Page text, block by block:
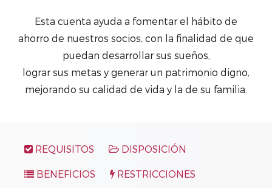
Esta cuenta ayuda a fomentar el hábito de
ahorro de nuestros socios, con la finalidad de que
puedan desarrollar sus sueños,
lograr sus metas y generar un patrimonio digno,
mejorando su calidad de vida y la de su familia.
REQUISITOS DISPOSICIÓN
BENEFICIOS RESTRICCIONES